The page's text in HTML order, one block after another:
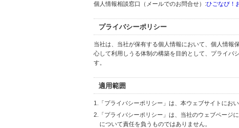
個人情報相談窓口（メールでのお問合せ）:ひごなび！
プライバシーポリシー
当社は、当社が保有する個人情報において、個人情報
心して利用しうる体制の構築を目的として、プライバ
す。
適用範囲
1.「プライバシーポリシー」は、本ウェブサイトにお
2.「プライバシーポリシー」は、当社のウェブページ
について責任を負うものではありません。